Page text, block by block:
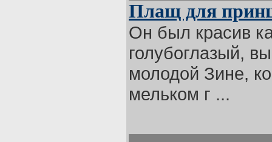
Плащ для
Он был красив
голубоглазый,
молодой Зине,
мельком г ...